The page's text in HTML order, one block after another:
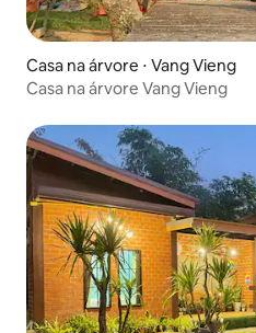
Casa na árvore ⋅ Vang Vieng
Casa na árvore Vang Vieng